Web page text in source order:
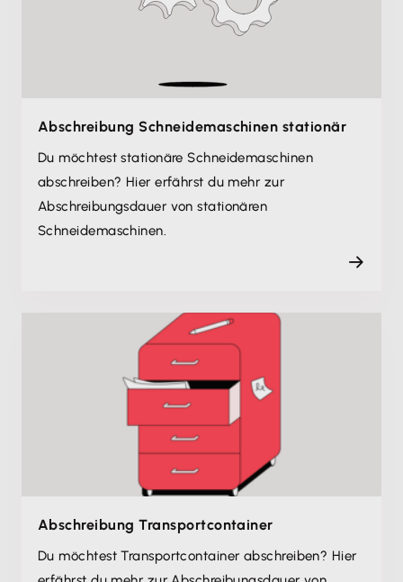
Abschreibung Schneidemaschinen stationär
Du möchtest stationäre Schneidemaschinen
abschreiben? Hier erfährst du mehr zur
Abschreibungsdauer von stationären
Schneidemaschinen.
Abschreibung Transportcontainer
Du möchtest Transportcontainer abschreiben? Hier